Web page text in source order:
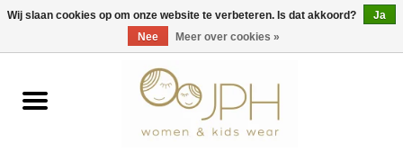
EUR/GBP/USD 0 Artikelen - €0,00
Home
Wij slaan cookies op om onze website te verbeteren. Is dat akkoord?
Ja
Nee
Meer over cookies »